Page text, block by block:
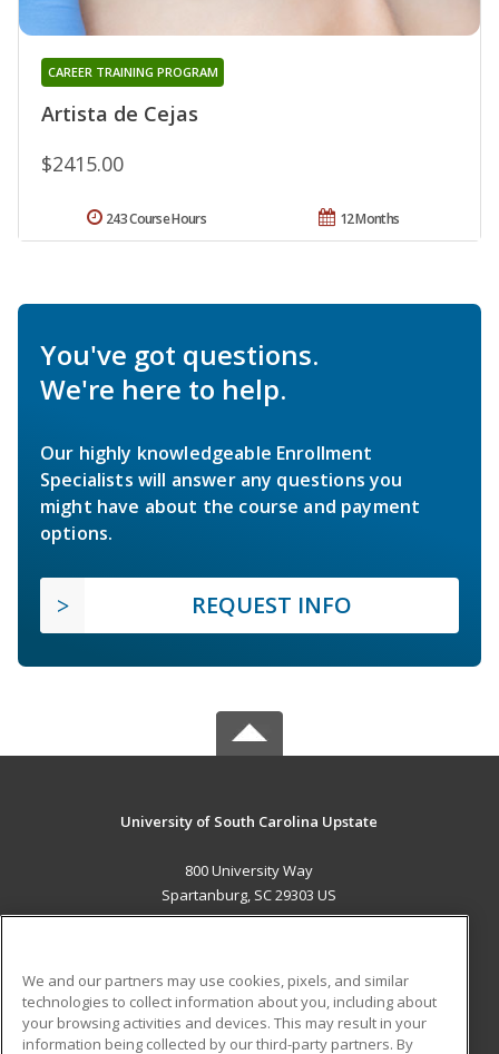
Artista de Cejas
CAREER TRAINING PROGRAM
$2415.00
12 Months
243 Course Hours
You've got questions.
We're here to help.
Our highly knowledgeable Enrollment
Specialists will answer any questions you
might have about the course and payment
options.
REQUEST INFO
University of South Carolina Upstate
800 University Way
Spartanburg, SC 29303 US
ADDITIONAL RESOURCES
Military Student Blog
We and our partners may use cookies, pixels, and similar
technologies to collect information about you, including about
your browsing activities and devices. This may result in your
information being collected by our third-party partners. By